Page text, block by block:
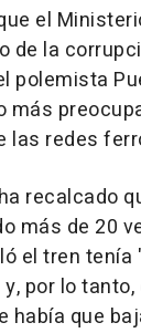
el
de la
polemista
más
las redes
recalcado
más de 20
el tren
por lo
había que